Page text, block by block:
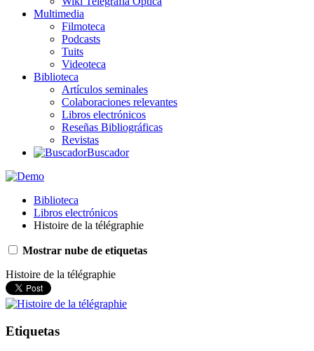
Multimedia
Filmoteca
Podcasts
Tuits
Videoteca
Biblioteca
Artículos seminales
Colaboraciones relevantes
Libros electrónicos
Reseñas Bibliográficas
Revistas
Buscador
Biblioteca
Libros electrónicos
Histoire de la télégraphie
Mostrar nube de etiquetas
Histoire de la télégraphie
Etiquetas